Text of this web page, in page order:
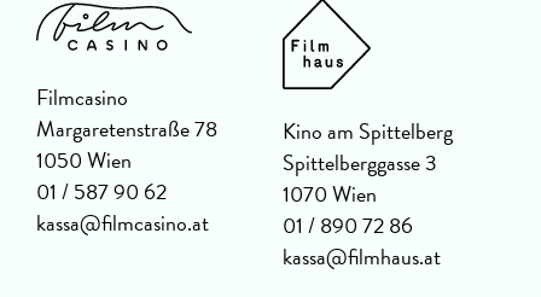
Filmcasino
Margaretenstraße 78
1050 Wien
01 / 587 90 62
kassa@filmcasino.at
Kino am Spittelberg
Spittelberggasse 3
1070 Wien
01 / 890 72 86
kassa@filmhaus.at